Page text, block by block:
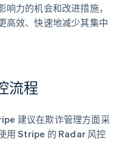
力的机会和改进措施，
高效、快速地减少其集中
流程
建议在欺诈管理方面采
用 Stripe 的 Radar 风控